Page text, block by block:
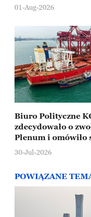
Europejskiej
01-Aug-2026
Biuro Polityczne
zdecydowało o
Plenum i omówiło
gospodarki
30-Jul-2026
POWIĄZANE